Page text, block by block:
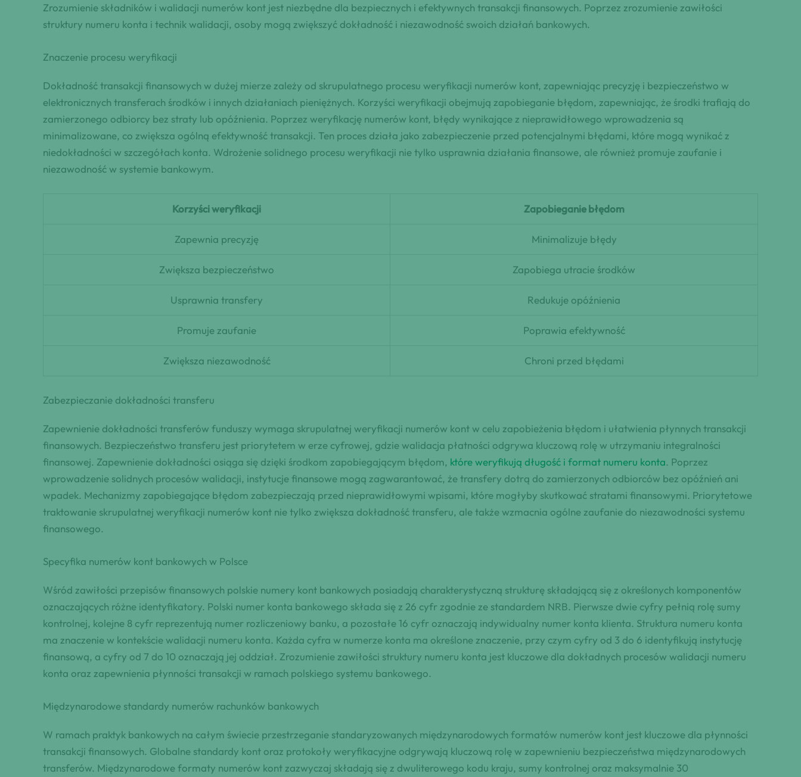
Zrozumienie składników i walidacji numerów kont jest niezbędne dla bezpiecznych i efektywnych transakcji finansowych. Poprzez zrozumienie zawiłości
struktury numeru konta i technik walidacji, osoby mogą zwiększyć dokładność i niezawodność swoich działań bankowych.
Znaczenie procesu weryfikacji
Dokładność transakcji finansowych w dużej mierze zależy od skrupulatnego procesu weryfikacji numerów kont, zapewniając precyzję i bezpieczeństwo w
elektronicznych transferach środków i innych działaniach pieniężnych. Korzyści weryfikacji obejmują zapobieganie błędom, zapewniając, że środki trafiają do
zamierzonego odbiorcy bez straty lub opóźnienia. Poprzez weryfikację numerów kont, błędy wynikające z nieprawidłowego wprowadzenia są
minimalizowane, co zwiększa ogólną efektywność transakcji. Ten proces działa jako zabezpieczenie przed potencjalnymi błędami, które mogą wynikać z
niedokładności w szczegółach konta. Wdrożenie solidnego procesu weryfikacji nie tylko usprawnia działania finansowe, ale również promuje zaufanie i
niezawodność w systemie bankowym.
Korzyści weryfikacji Zapobieganie błędom
Zapewnia precyzję Minimalizuje błędy
Zwiększa bezpieczeństwo Zapobiega utracie środków
Usprawnia transfery Redukuje opóźnienia
Promuje zaufanie Poprawia efektywność
Zwiększa niezawodność Chroni przed błędami
Zabezpieczanie dokładności transferu
Zapewnienie dokładności transferów funduszy wymaga skrupulatnej weryfikacji numerów kont w celu zapobieżenia błędom i ułatwienia płynnych transakcji
finansowych. Bezpieczeństwo transferu jest priorytetem w erze cyfrowej, gdzie walidacja płatności odgrywa kluczową rolę w utrzymaniu integralności
finansowej. Zapewnienie dokładności osiąga się dzięki środkom zapobiegającym błędom, które weryfikują długość i format numeru konta. Poprzez
wprowadzenie solidnych procesów walidacji, instytucje finansowe mogą zagwarantować, że transfery dotrą do zamierzonych odbiorców bez opóźnień ani
wpadek. Mechanizmy zapobiegające błędom zabezpieczają przed nieprawidłowymi wpisami, które mogłyby skutkować stratami finansowymi. Priorytetowe
traktowanie skrupulatnej weryfikacji numerów kont nie tylko zwiększa dokładność transferu, ale także wzmacnia ogólne zaufanie do niezawodności systemu
finansowego.
Specyfika numerów kont bankowych w Polsce
Wśród zawiłości przepisów finansowych polskie numery kont bankowych posiadają charakterystyczną strukturę składającą się z określonych komponentów
oznaczających różne identyfikatory. Polski numer konta bankowego składa się z 26 cyfr zgodnie ze standardem NRB. Pierwsze dwie cyfry pełnią rolę sumy
kontrolnej, kolejne 8 cyfr reprezentują numer rozliczeniowy banku, a pozostałe 16 cyfr oznaczają indywidualny numer konta klienta. Struktura numeru konta
ma znaczenie w kontekście walidacji numeru konta. Każda cyfra w numerze konta ma określone znaczenie, przy czym cyfry od 3 do 6 identyfikują instytucję
finansową, a cyfry od 7 do 10 oznaczają jej oddział. Zrozumienie zawiłości struktury numeru konta jest kluczowe dla dokładnych procesów walidacji numeru
konta oraz zapewnienia płynności transakcji w ramach polskiego systemu bankowego.
Międzynarodowe standardy numerów rachunków bankowych
W ramach praktyk bankowych na całym świecie przestrzeganie standaryzowanych międzynarodowych formatów numerów kont jest kluczowe dla płynności
transakcji finansowych. Globalne standardy kont oraz protokoły weryfikacyjne odgrywają kluczową rolę w zapewnieniu bezpieczeństwa międzynarodowych
transferów. Międzynarodowe formaty numerów kont zazwyczaj składają się z dwuliterowego kodu kraju, sumy kontrolnej oraz maksymalnie 30